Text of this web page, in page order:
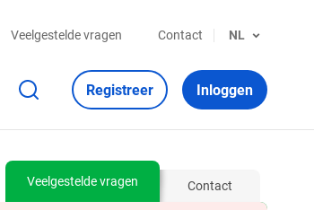
Veelgestelde vragen Contact NL
Registreer Inloggen
Veelgestelde vragen
Contact